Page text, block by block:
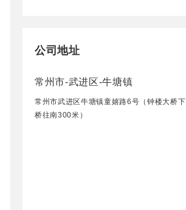
公司地址
常州市-武进区-牛塘镇
常州市武进区牛塘镇童嬉路6号（钟楼大桥下
桥往南300米）